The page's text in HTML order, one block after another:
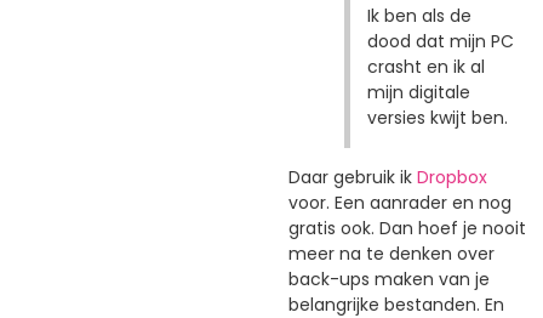
Ik ben als de
dood dat mijn PC
crasht en ik al
mijn digitale
versies kwijt ben.
Daar gebruik ik Dropbox
voor. Een aanrader en nog
gratis ook. Dan hoef je nooit
meer na te denken over
back-ups maken van je
belangrijke bestanden. En